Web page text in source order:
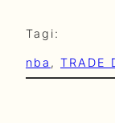
Tagi:
nba , TRADE